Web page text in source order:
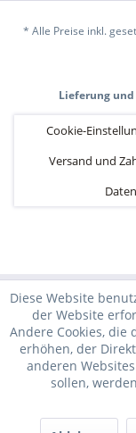
* Alle Preise inkl.
Lieferung und
Cookie-
Versand und
Diese Website
der Website
Andere Cookies, die
erhöhen, der
anderen
sollen,